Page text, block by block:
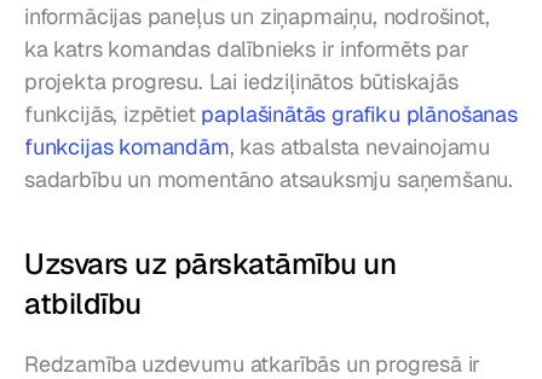
informācijas paneļus un ziņapmaiņu, nodrošinot,
ka katrs komandas dalībnieks ir informēts par
projekta progresu. Lai iedziļinātos būtiskajās
funkcijās, izpētiet paplašinātās grafiku plānošanas
funkcijas komandām, kas atbalsta nevainojamu
sadarbību un momentāno atsauksmju saņemšanu.
Uzsvars uz pārskatāmību un
atbildību
Redzamība uzdevumu atkarībās un progresā ir